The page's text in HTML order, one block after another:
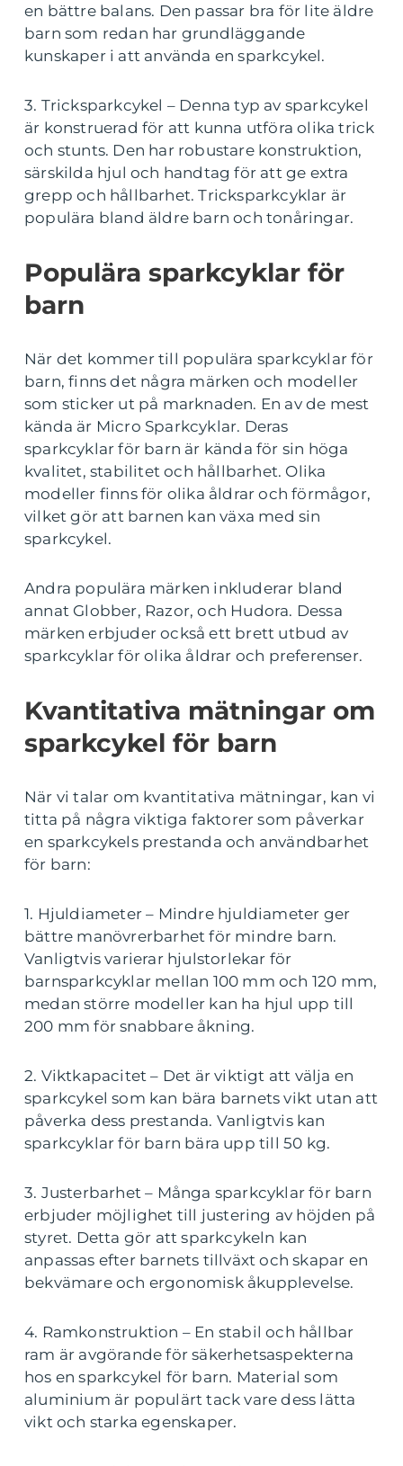
en bättre balans. Den passar bra för lite äldre
barn som redan har grundläggande
kunskaper i att använda en sparkcykel.
3. Tricksparkcykel – Denna typ av sparkcykel
är konstruerad för att kunna utföra olika trick
och stunts. Den har robustare konstruktion,
särskilda hjul och handtag för att ge extra
grepp och hållbarhet. Tricksparkcyklar är
populära bland äldre barn och tonåringar.
Populära sparkcyklar för
barn
När det kommer till populära sparkcyklar för
barn, finns det några märken och modeller
som sticker ut på marknaden. En av de mest
kända är Micro Sparkcyklar. Deras
sparkcyklar för barn är kända för sin höga
kvalitet, stabilitet och hållbarhet. Olika
modeller finns för olika åldrar och förmågor,
vilket gör att barnen kan växa med sin
sparkcykel.
Andra populära märken inkluderar bland
annat Globber, Razor, och Hudora. Dessa
märken erbjuder också ett brett utbud av
sparkcyklar för olika åldrar och preferenser.
Kvantitativa mätningar om
sparkcykel för barn
När vi talar om kvantitativa mätningar, kan vi
titta på några viktiga faktorer som påverkar
en sparkcykels prestanda och användbarhet
för barn:
1. Hjuldiameter – Mindre hjuldiameter ger
bättre manövrerbarhet för mindre barn.
Vanligtvis varierar hjulstorlekar för
barnsparkcyklar mellan 100 mm och 120 mm,
medan större modeller kan ha hjul upp till
200 mm för snabbare åkning.
2. Viktkapacitet – Det är viktigt att välja en
sparkcykel som kan bära barnets vikt utan att
påverka dess prestanda. Vanligtvis kan
sparkcyklar för barn bära upp till 50 kg.
3. Justerbarhet – Många sparkcyklar för barn
erbjuder möjlighet till justering av höjden på
styret. Detta gör att sparkcykeln kan
anpassas efter barnets tillväxt och skapar en
bekvämare och ergonomisk åkupplevelse.
4. Ramkonstruktion – En stabil och hållbar
ram är avgörande för säkerhetsaspekterna
hos en sparkcykel för barn. Material som
aluminium är populärt tack vare dess lätta
vikt och starka egenskaper.